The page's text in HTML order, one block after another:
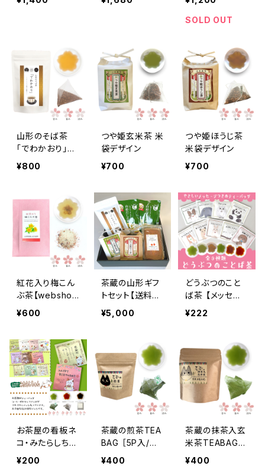
SOLD OUT
山形のそば茶
「でわかおり」
（ティーバッグ）
¥800
つや姫玄米茶 米
袋デザイン
¥700
つや姫ほうじ茶
米袋デザイン
¥700
紅花入り梅こん
ぶ茶【webshop
限定版】
¥600
茶蔵の山形ギフ
トセット【送料
込】
¥5,000
どうぶつのこと
ば茶 【メッセー
ジ入りティーバ
¥222
お茶屋の看板ネ
コ・みたらしちゃ
んのメッセージ
¥200
茶蔵の煎茶TEA
BAG ［5P入/ね
こクラフトシリー
¥400
茶蔵の抹茶入玄
米茶TEABAG
［5P入/ねこクラ
¥400